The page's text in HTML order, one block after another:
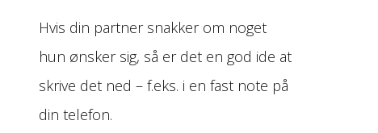
Hvis din partner snakker om noget
hun ønsker sig, så er det en god ide at
skrive det ned – f.eks. i en fast note på
din telefon.